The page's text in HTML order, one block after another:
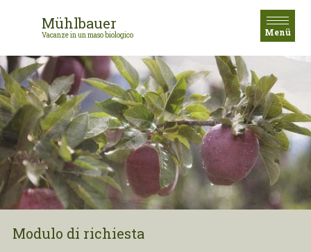
Menü
Mühlbauer
Vacanze in un maso biologico
Modulo di richiesta